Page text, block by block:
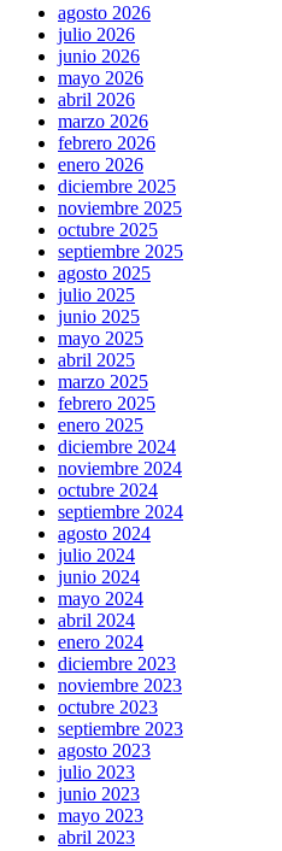
agosto 2026
julio 2026
junio 2026
mayo 2026
abril 2026
marzo 2026
febrero 2026
enero 2026
diciembre 2025
noviembre 2025
octubre 2025
septiembre 2025
agosto 2025
julio 2025
junio 2025
mayo 2025
abril 2025
marzo 2025
febrero 2025
enero 2025
diciembre 2024
noviembre 2024
octubre 2024
septiembre 2024
agosto 2024
julio 2024
junio 2024
mayo 2024
abril 2024
enero 2024
diciembre 2023
noviembre 2023
octubre 2023
septiembre 2023
agosto 2023
julio 2023
junio 2023
mayo 2023
abril 2023